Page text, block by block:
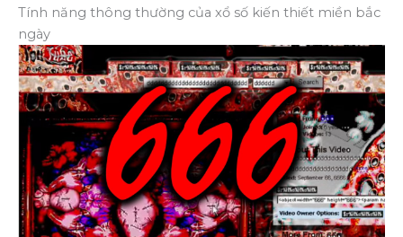
Tính năng thông thường của xổ số kiến thiết miền bắc
ngày